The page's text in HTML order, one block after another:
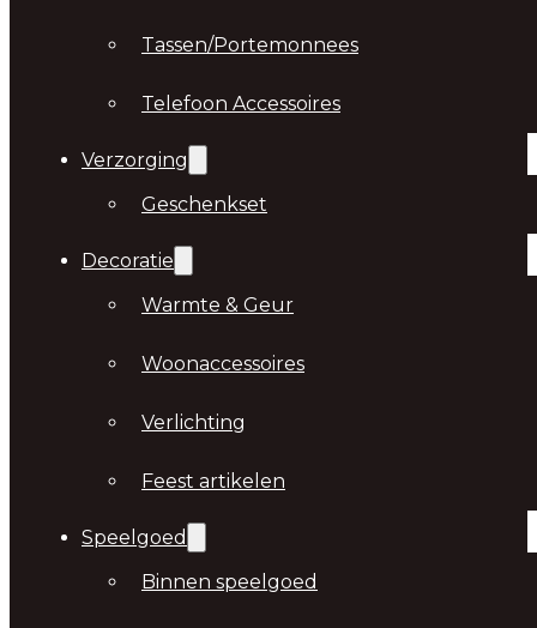
Tassen/Portemonnees
Telefoon Accessoires
Verzorging
Geschenkset
Decoratie
Warmte & Geur
Woonaccessoires
Verlichting
Feest artikelen
Speelgoed
Binnen speelgoed